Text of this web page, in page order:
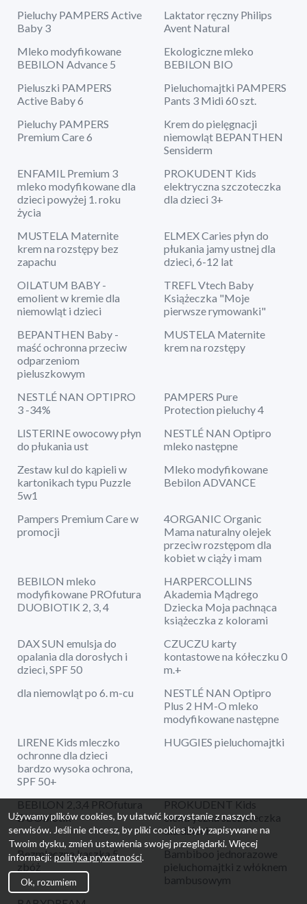
Pieluchy PAMPERS Active
Baby 3
Laktator ręczny Philips
Avent Natural
Mleko modyfikowane
BEBILON Advance 5
Ekologiczne mleko
BEBILON BIO
Pieluszki PAMPERS
Active Baby 6
Pieluchomajtki PAMPERS
Pants 3 Midi 60 szt.
Pieluchy PAMPERS
Premium Care 6
Krem do pielęgnacji
niemowląt BEPANTHEN
Sensiderm
ENFAMIL Premium 3
mleko modyfikowane dla
dzieci powyżej 1. roku
życia
PROKUDENT Kids
elektryczna szczoteczka
dla dzieci 3+
MUSTELA Maternite
krem na rozstępy bez
zapachu
ELMEX Caries płyn do
płukania jamy ustnej dla
dzieci, 6-12 lat
OILATUM BABY -
emolient w kremie dla
niemowląt i dzieci
TREFL Vtech Baby
Książeczka "Moje
pierwsze rymowanki"
BEPANTHEN Baby -
maść ochronna przeciw
odparzeniom
pieluszkowym
MUSTELA Maternite
krem na rozstępy
NESTLÉ NAN OPTIPRO
3 -34%
PAMPERS Pure
Protection pieluchy 4
LISTERINE owocowy płyn
do płukania ust
NESTLÉ NAN Optipro
mleko następne
Zestaw kul do kąpieli w
kartonikach typu Puzzle
5w1
Mleko modyfikowane
Bebilon ADVANCE
Pampers Premium Care w
promocji
4ORGANIC Organic
Mama naturalny olejek
przeciw rozstępom dla
kobiet w ciąży i mam
BEBILON mleko
modyfikowane PROfutura
DUOBIOTIK 2, 3, 4
HARPERCOLLINS
Akademia Mądrego
Dziecka Moja pachnąca
książeczka z kolorami
DAX SUN emulsja do
opalania dla dorosłych i
dzieci, SPF 50
CZUCZU karty
kontastowe na kółeczku 0
m.+
dla niemowląt po 6. m-cu
NESTLÉ NAN Optipro
Plus 2 HM-O mleko
modyfikowane następne
LIRENE Kids mleczko
ochronne dla dzieci
bardzo wysoka ochrona,
SPF 50+
HUGGIES pieluchomajtki
BEBILON 2,3,4 PROfutura
DUObiotik
PROKUDENT Kids
elektryczna szczoteczka
dla dzieci
Bezmleczna kaszka 5
zbóż
Bambiboo jednorazowe
pieluchomajtki z włóknem
bambusowym
Używamy plików cookies, by ułatwić korzystanie z naszych
serwisów. Jeśli nie chcesz, by pliki cookies były zapisywane na
Twoim dysku, zmień ustawienia swojej przeglądarki. Więcej
informacji:polityka prywatności.
Ok, rozumiem